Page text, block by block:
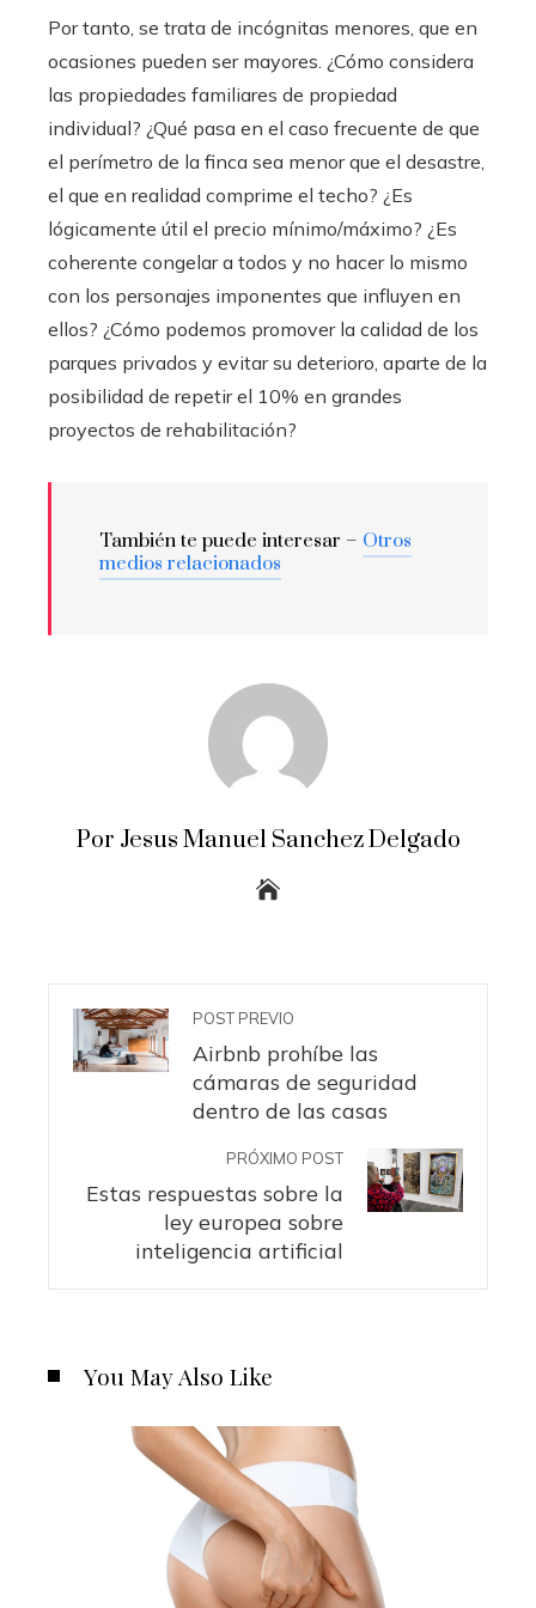
Por tanto, se trata de incógnitas menores, que en
ocasiones pueden ser mayores. ¿Cómo considera
las propiedades familiares de propiedad
individual? ¿Qué pasa en el caso frecuente de que
el perímetro de la finca sea menor que el desastre,
el que en realidad comprime el techo? ¿Es
lógicamente útil el precio mínimo/máximo? ¿Es
coherente congelar a todos y no hacer lo mismo
con los personajes imponentes que influyen en
ellos? ¿Cómo podemos promover la calidad de los
parques privados y evitar su deterioro, aparte de la
posibilidad de repetir el 10% en grandes
proyectos de rehabilitación?
También te puede interesar – Otros
medios relacionados
Por Jesus Manuel Sanchez Delgado
POST PREVIO
Airbnb prohíbe las
cámaras de seguridad
dentro de las casas
PRÓXIMO POST
Estas respuestas sobre la
ley europea sobre
inteligencia artificial
You May Also Like